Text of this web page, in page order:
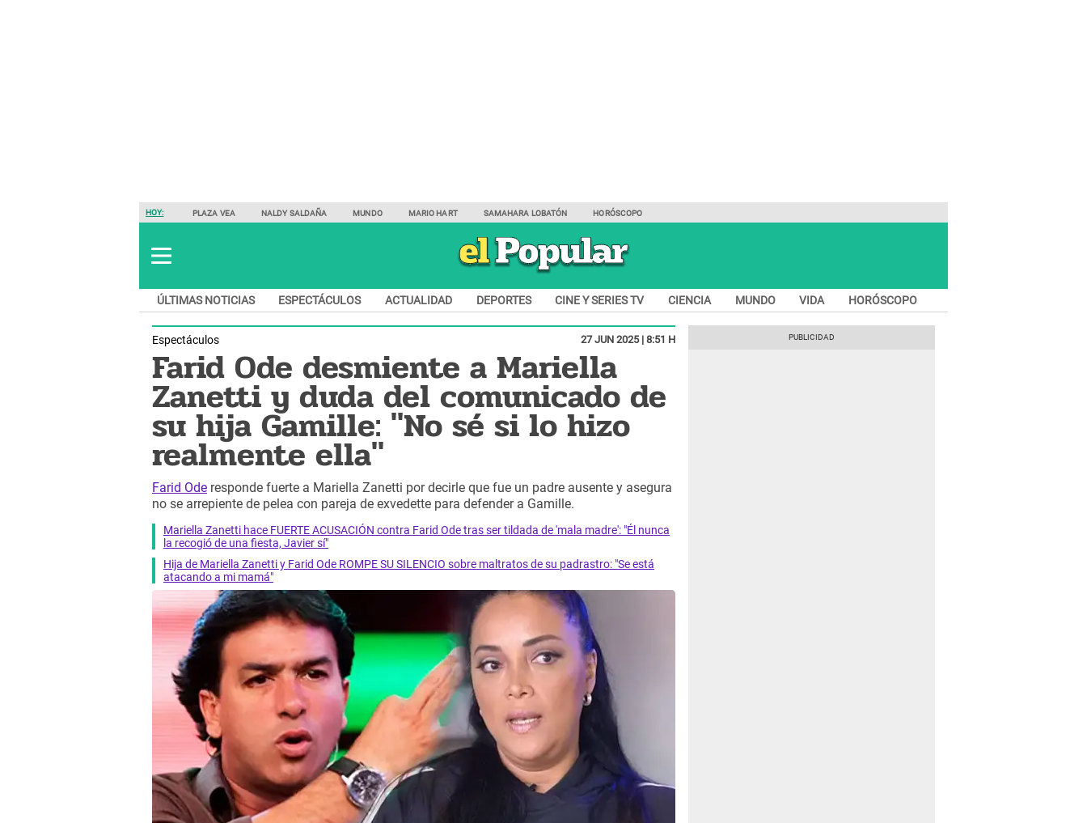
HOY: PLAZA VEA NALDY SALDAÑA MUNDO MARIO HART SAMAHARA LOBATÓN HORÓSCOPO
ÚLTIMAS NOTICIAS ESPECTÁCULOS ACTUALIDAD DEPORTES CINE Y SERIES TV CIENCIA MUNDO VIDA HORÓSCOPO
Espectáculos 27 JUN 2025 | 8:51 H
Farid Ode desmiente a Mariella
Zanetti y duda del comunicado de
su hija Gamille: "No sé si lo hizo
realmente ella"
Farid Ode responde fuerte a Mariella Zanetti por decirle que fue un padre ausente y asegura
no se arrepiente de pelea con pareja de exvedette para defender a Gamille.
Mariella Zanetti hace FUERTE ACUSACIÓN contra Farid Ode tras ser tildada de 'mala madre': "Él nunca
la recogió de una fiesta, Javier sí"
Hija de Mariella Zanetti y Farid Ode ROMPE SU SILENCIO sobre maltratos de su padrastro: "Se está
atacando a mi mamá"